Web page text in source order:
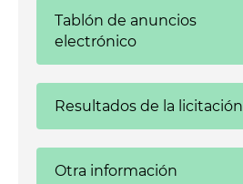
Tablón de anuncios
electrónico
Resultados de la licitación
Otra información